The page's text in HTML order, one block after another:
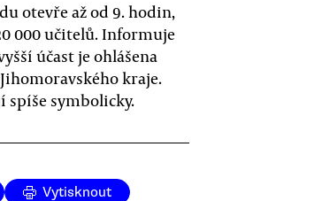
otevře až od 9. hodin,
000 učitelů. Informuje
účast je ohlášena
kraje.
spíše symbolicky.
Vytisknout